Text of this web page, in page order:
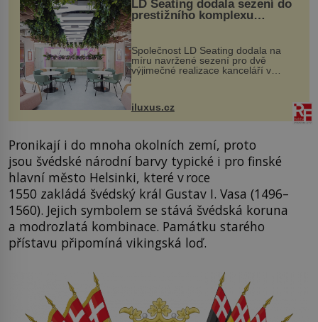
LD Seating dodala sezení do
prestižního komplexu
MediaCityUK v Salfordu
Společnost LD Seating dodala na
míru navržené sezení pro dvě
výjimečné realizace kanceláří v
areálu MediaCityUK v anglickém
budov Media...
iluxus.cz
Pronikají i do mnoha okolních zemí, proto
jsou švédské národní barvy typické i pro finské
hlavní město Helsinki, které v roce
1550 zakládá švédský král Gustav I. Vasa (1496–
1560). Jejich symbolem se stává švédská koruna
a modrozlatá kombinace. Památku starého
přístavu připomíná vikingská loď.